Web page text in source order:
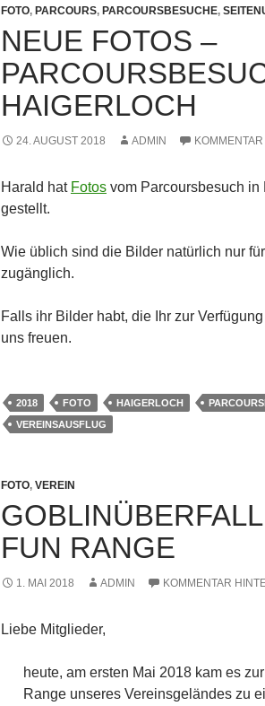
FOTO, PARCOURS, PARCOURSBESUCHE,
NEUE FOTOS –
HAIGERLOCH
24. AUGUST 2018 ADMIN
Harald hat Fotos vom Parcoursbesuch in
gestellt.
Wie üblich sind die Bilder natürlich nur für
zugänglich.
Falls ihr Bilder habt, die Ihr zur
uns freuen.
2018 FOTO HAIGERLOCH
VEREINSAUSFLUG
FOTO, VEREIN
FUN RANGE
1. MAI 2018 ADMIN KOMMENTAR
Liebe Mitglieder,
heute, am ersten Mai 2018 kam es
Range unseres Vereinsgeländes zu